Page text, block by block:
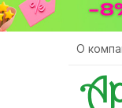
Перейти
к
О